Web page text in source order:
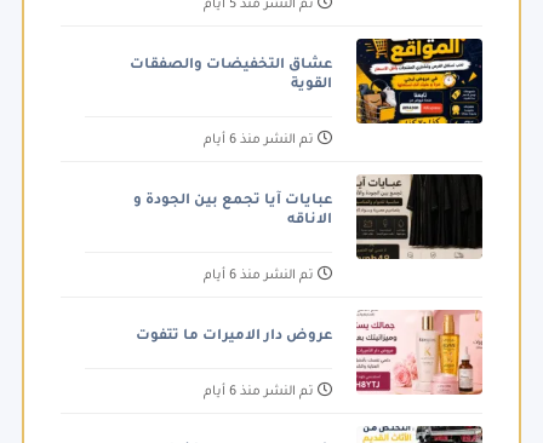
تم النشر منذ 5 أيام
عشاق التخفيضات والصفقات
القوية
تم النشر منذ 6 أيام
عبايات آيا تجمع بين الجودة و
الاناقه
تم النشر منذ 6 أيام
عروض دار الاميرات ما تتفوت
تم النشر منذ 6 أيام